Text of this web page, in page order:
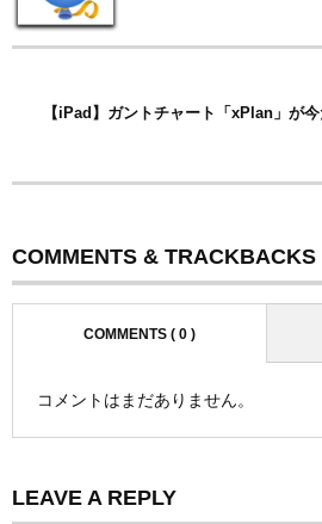
【iPad】ガントチャート「xPlan」が
COMMENTS & TRACKBACKS
COMMENTS ( 0 )
コメントはまだありません。
LEAVE A REPLY